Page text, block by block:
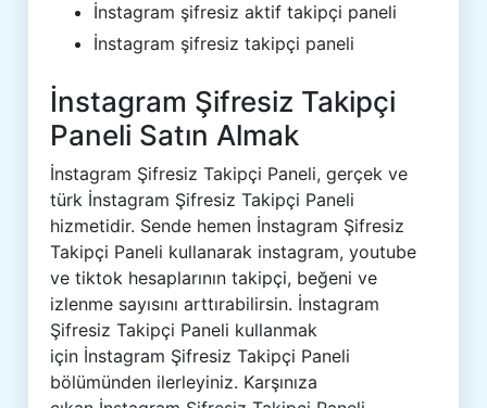
İnstagram şifresiz aktif takipçi paneli
İnstagram şifresiz takipçi paneli
İnstagram Şifresiz Takipçi
Paneli Satın Almak
İnstagram Şifresiz Takipçi Paneli, gerçek ve
türk İnstagram Şifresiz Takipçi Paneli
hizmetidir. Sende hemen İnstagram Şifresiz
Takipçi Paneli kullanarak instagram, youtube
ve tiktok hesaplarının takipçi, beğeni ve
izlenme sayısını arttırabilirsin. İnstagram
Şifresiz Takipçi Paneli kullanmak
için İnstagram Şifresiz Takipçi Paneli
bölümünden ilerleyiniz. Karşınıza